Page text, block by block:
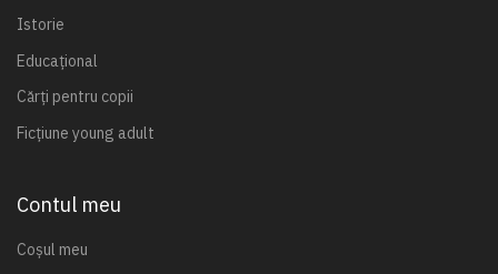
Istorie
Educațional
Cărți pentru copii
Ficțiune young adult
Contul meu
Coșul meu